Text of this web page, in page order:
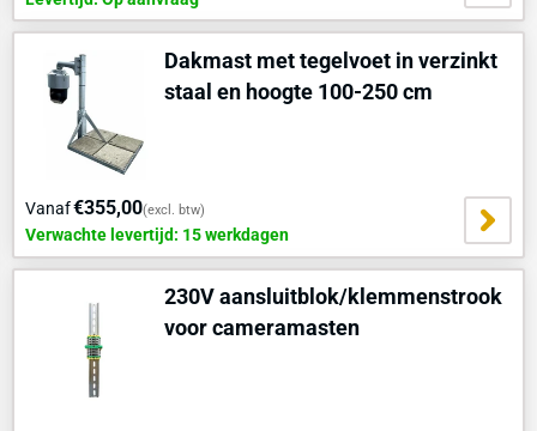
Dakmast met tegelvoet in verzinkt
staal en hoogte 100-250 cm
Vanaf€355,00(excl. btw)
Verwachte levertijd: 15 werkdagen
230V aansluitblok/klemmenstrook
voor cameramasten